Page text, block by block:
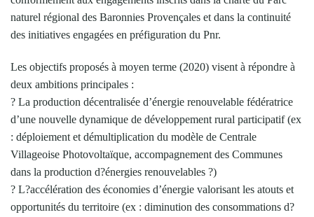
naturel régional des Baronnies Provençales et dans la continuité
des initiatives engagées en préfiguration du Pnr.
Les objectifs proposés à moyen terme (2020) visent à répondre à
deux ambitions principales :
? La production décentralisée d’énergie renouvelable fédératrice
d’une nouvelle dynamique de développement rural participatif (ex
: déploiement et démultiplication du modèle de Centrale
Villageoise Photovoltaïque, accompagnement des Communes
dans la production d?énergies renouvelables ?)
? L?accélération des économies d’énergie valorisant les atouts et
opportunités du territoire (ex : diminution des consommations d?